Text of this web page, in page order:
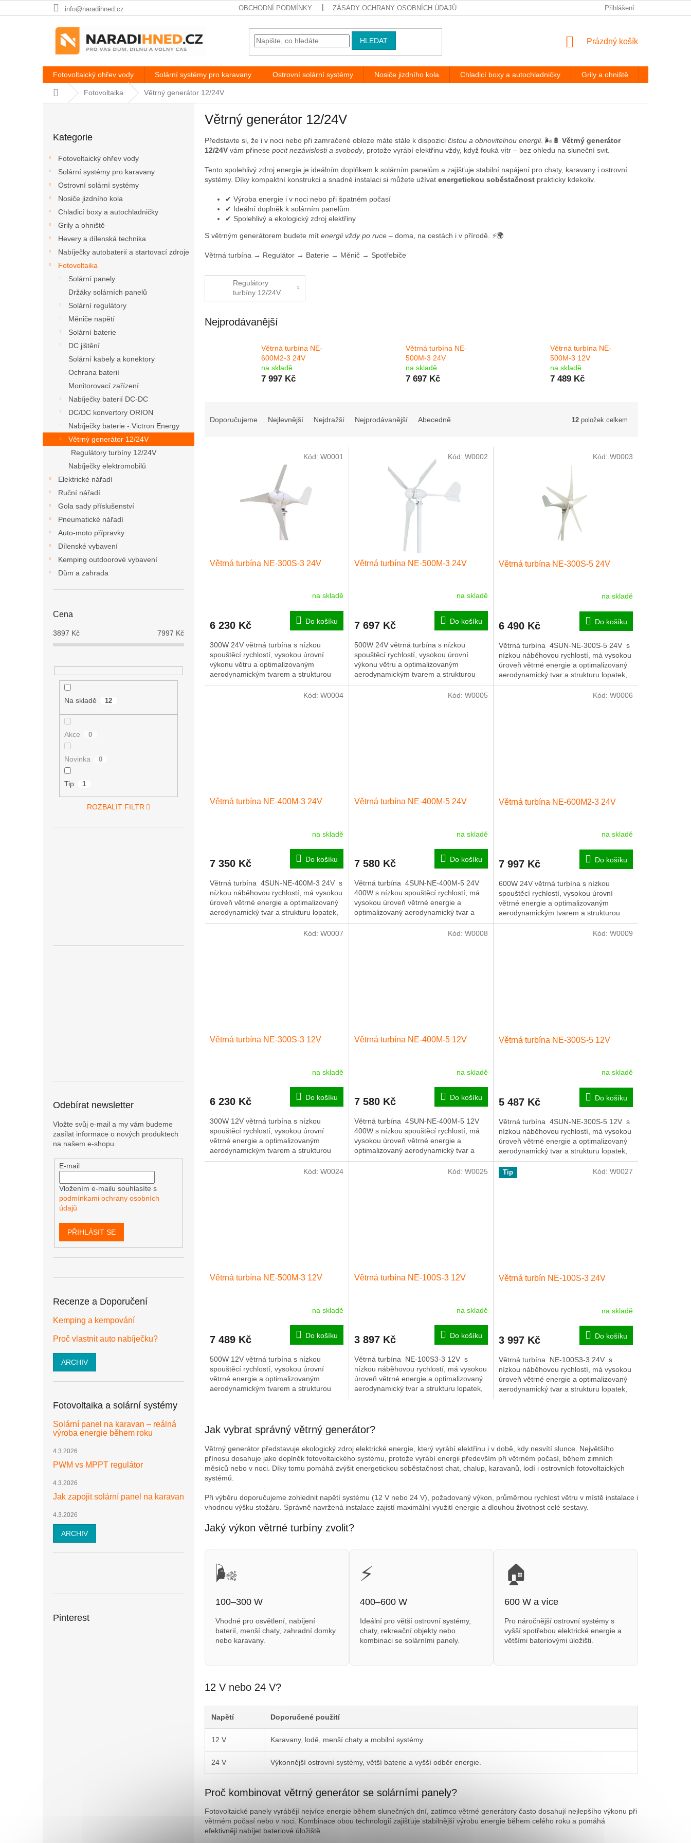
na
info@naradihned.cz OBCHODNÍ PODMÍNKY ZÁSADY OCHRANY OSOBNÍCH ÚDAJŮ PODMÍNKY OCHRANY OSOBNÍCH ÚDAJŮ ODSTOUPENÍ OD
Přihlášení
HLEDAT
NÁKUPNÍ
Prázdný košík
Fotovoltaický ohřev vody Solární systémy pro karavany Ostrovní solární systémy Nosiče jizdního kola Chladicí boxy a autochladničky Grily a ohniště
Domů Fotovoltaika Větrný generátor 12/24V
kategorie
Kategorie
Fotovoltaický ohřev vody
Solární systémy pro karavany
Ostrovní solární systémy
Nosiče jizdního kola
Chladicí boxy a autochladničky
Grily a ohniště
Hevery a dílenská technika
Nabíječky autobaterií a startovací zdroje
Fotovoltaika
Solární panely
Držáky solárních panelů
Solární regulátory
Měniče napětí
Solární baterie
DC jištění
Solární kabely a konektory
Ochrana baterií
Monitorovací zařízení
Nabíječky baterií DC-DC
DC/DC konvertory ORION
Nabíječky baterie - Victron Energy
Větrný generátor 12/24V
Regulátory turbíny 12/24V
Nabíječky elektromobilů
Elektrické nářadí
Ruční nářadí
Gola sady příslušenství
Pneumatické nářadí
Auto-moto přípravky
Dílenské vybavení
Kemping outdoorové vybavení
Dům a zahrada
Cena
3897 Kč 7997 Kč
Na skladě 12
Akce 0
Novinka 0
Tip 1
ROZBALIT FILTR
Odebírat newsletter
Vložte svůj e-mail a my vám budeme
zasílat informace o nových produktech
na našem e-shopu.
E-mail
Vložením e-mailu souhlasíte s
podmínkami ochrany osobních
údajů
PŘIHLÁSIT SE
Recenze a Doporučení
Kemping a kempování
Proč vlastnit auto nabíječku?
ARCHIV
Fotovoltaika a solární systémy
Solární panel na karavan – reálná
výroba energie během roku
4.3.2026
PWM vs MPPT regulátor
4.3.2026
Jak zapojit solární panel na karavan
4.3.2026
ARCHIV
Pinterest
Větrný generátor 12/24V
Představte si, že i v noci nebo při zamračené obloze máte stále k dispozici čistou a obnovitelnou energii. 🌬️🔋 Větrný generátor
12/24V vám přinese pocit nezávislosti a svobody, protože vyrábí elektřinu vždy, když fouká vítr – bez ohledu na sluneční svit.
Tento spolehlivý zdroj energie je ideálním doplňkem k solárním panelům a zajišťuje stabilní napájení pro chaty, karavany i ostrovní
systémy. Díky kompaktní konstrukci a snadné instalaci si můžete užívat energetickou soběstačnost prakticky kdekoliv.
✔ Výroba energie i v noci nebo při špatném počasí
✔ Ideální doplněk k solárním panelům
✔ Spolehlivý a ekologický zdroj elektřiny
S větrným generátorem budete mít energii vždy po ruce – doma, na cestách i v přírodě. ⚡🌍
Větrná turbína → Regulátor → Baterie → Měnič → Spotřebiče
Regulátory
turbíny 12/24V
Nejprodávanější
Větrná turbína NE-
600M2-3 24V
na skladě
7 997 Kč
Větrná turbína NE-
500M-3 24V
na skladě
7 697 Kč
Větrná turbína NE-
500M-3 12V
na skladě
7 489 Kč
Doporučujeme Nejlevnější Nejdražší Nejprodávanější Abecedně 12 položek celkem
Větrná turbína NE-300S-3 24V
na skladě
6 230 Kč Do košíku
300W 24V větrná turbína s nízkou
spouštěcí rychlostí, vysokou úrovní
výkonu větru a optimalizovaným
aerodynamickým tvarem a strukturou
lopatek pro zvýšení využití větru a
Kód: W0001
Větrná turbína NE-500M-3 24V
na skladě
7 697 Kč Do košíku
500W 24V větrná turbína s nízkou
spouštěcí rychlostí, vysokou úrovní
výkonu větru a optimalizovaným
aerodynamickým tvarem a strukturou
lopatek pro zvýšení využití větru a
Kód: W0002
Větrná turbína NE-300S-5 24V
na skladě
6 490 Kč Do košíku
Větrná turbína 4SUN-NE-300S-5 24V s
nízkou náběhovou rychlostí, má vysokou
úroveň větrné energie a optimalizovaný
aerodynamický tvar a strukturu lopatek,
které zvyšují využití...
Kód: W0003
Větrná turbína NE-400M-3 24V
na skladě
7 350 Kč Do košíku
Větrná turbína 4SUN-NE-400M-3 24V s
nízkou náběhovou rychlostí, má vysokou
úroveň větrné energie a optimalizovaný
aerodynamický tvar a strukturu lopatek,
které zvyšují využití...
Kód: W0004
Větrná turbína NE-400M-5 24V
na skladě
7 580 Kč Do košíku
Větrná turbína 4SUN-NE-400M-5 24V
400W s nízkou spouštěcí rychlostí, má
vysokou úroveň větrné energie a
optimalizovaný aerodynamický tvar a
strukturu lopatek pro zvýšení...
Kód: W0005
Větrná turbína NE-600M2-3 24V
na skladě
7 997 Kč Do košíku
600W 24V větrná turbína s nízkou
spouštěcí rychlostí, vysokou úrovní
větrné energie a optimalizovaným
aerodynamickým tvarem a strukturou
lopatek pro zvýšení využití větru a...
Kód: W0006
Větrná turbína NE-300S-3 12V
na skladě
6 230 Kč Do košíku
300W 12V větrná turbína s nízkou
spouštěcí rychlostí, vysokou úrovní
větrné energie a optimalizovaným
aerodynamickým tvarem a strukturou
lopatek pro zvýšení využití větru a...
Kód: W0007
Větrná turbína NE-400M-5 12V
na skladě
7 580 Kč Do košíku
Větrná turbína 4SUN-NE-400M-5 12V
400W s nízkou spouštěcí rychlostí, má
vysokou úroveň větrné energie a
optimalizovaný aerodynamický tvar a
strukturu lopatek pro zvýšení...
Kód: W0008
Větrná turbína NE-300S-5 12V
na skladě
5 487 Kč Do košíku
Větrná turbína 4SUN-NE-300S-5 12V s
nízkou náběhovou rychlostí, má vysokou
úroveň větrné energie a optimalizovaný
aerodynamický tvar a strukturu lopatek,
které zvyšují využití...
Kód: W0009
Větrná turbína NE-500M-3 12V
na skladě
7 489 Kč Do košíku
500W 12V větrná turbína s nízkou
spouštěcí rychlostí, vysokou úrovní
větrné energie a optimalizovaným
aerodynamickým tvarem a strukturou
Kód: W0024
Větrná turbína NE-100S-3 12V
je
z
5
hvězdiček.
na skladě
3 897 Kč Do košíku
Větrná turbína NE-100S3-3 12V s
nízkou náběhovou rychlostí, má vysokou
úroveň větrné energie a optimalizovaný
aerodynamický tvar a strukturu lopatek,
Kód: W0025 Tip
Větrná turbín NE-100S-3 24V
na skladě
3 997 Kč Do košíku
Větrná turbína NE-100S3-3 24V s
nízkou náběhovou rychlostí, má vysokou
úroveň větrné energie a optimalizovaný
aerodynamický tvar a strukturu lopatek,
Kód: W0027
d
a
c
r
v
ý
Jak vybrat správný větrný generátor?
Větrný generátor představuje ekologický zdroj elektrické energie, který vyrábí elektřinu i v době, kdy nesvítí slunce. Největšího
přínosu dosahuje jako doplněk fotovoltaického systému, protože vyrábí energii především při větrném počasí, během zimních
měsíců nebo v noci. Díky tomu pomáhá zvýšit energetickou soběstačnost chat, chalup, karavanů, lodí i ostrovních fotovoltaických
systémů.
Při výběru doporučujeme zohlednit napětí systému (12 V nebo 24 V), požadovaný výkon, průměrnou rychlost větru v místě instalace i
vhodnou výšku stožáru. Správně navržená instalace zajistí maximální využití energie a dlouhou životnost celé sestavy.
Jaký výkon větrné turbíny zvolit?
🌬️
100–300 W
Vhodné pro osvětlení, nabíjení
baterií, menší chaty, zahradní domky
nebo karavany.
⚡
400–600 W
Ideální pro větší ostrovní systémy,
chaty, rekreační objekty nebo
kombinaci se solárními panely.
🏠
600 W a více
Pro náročnější ostrovní systémy s
vyšší spotřebou elektrické energie a
většími bateriovými úložišti.
12 V nebo 24 V?
Napětí Doporučené použití
12 V Karavany, lodě, menší chaty a mobilní systémy.
24 V Výkonnější ostrovní systémy, větší baterie a vyšší odběr energie.
Proč kombinovat větrný generátor se solárními panely?
Fotovoltaické panely vyrábějí nejvíce energie během slunečných dní, zatímco větrné generátory často dosahují nejlepšího výkonu při
větrném počasí nebo v noci. Kombinace obou technologií zajišťuje stabilnější výrobu energie během celého roku a pomáhá
efektivněji nabíjet bateriové úložiště.